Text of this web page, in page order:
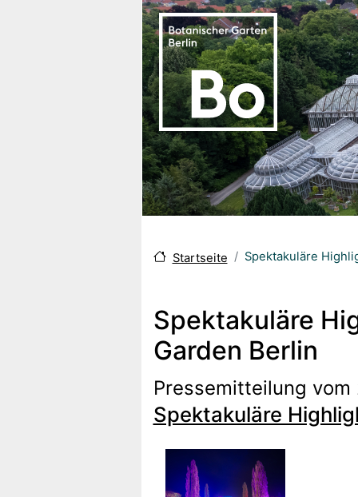
Startseite Spektakuläre
Spektakuläre
Garden Berlin
Pressemitteilung
Spektakuläre